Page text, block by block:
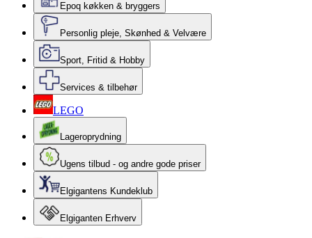
Epoq køkken & bryggers
Personlig pleje, Skønhed & Velvære
Sport, Fritid & Hobby
Services & tilbehør
LEGO
Lageroprydning
Ugens tilbud - og andre gode priser
Elgigantens Kundeklub
Elgiganten Erhverv